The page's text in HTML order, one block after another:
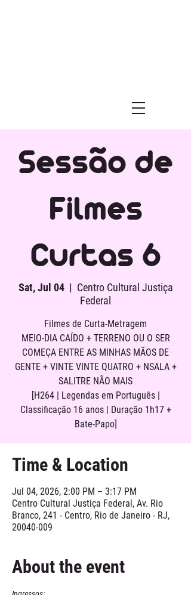
Sessão de
Filmes
Curtas 6
Sat, Jul 04
  |
Centro Cultural Justiça
Federal
Filmes de Curta-Metragem
MEIO-DIA CAÍDO + TERRENO OU O SER
COMEÇA ENTRE AS MINHAS MÃOS DE
GENTE + VINTE VINTE QUATRO + NSALA +
SALITRE NÃO MAIS
[H264 | Legendas em Português |
Classificação 16 anos | Duração 1h17 +
Bate-Papo]
Time & Location
Jul 04, 2026, 2:00 PM – 3:17 PM
Centro Cultural Justiça Federal, Av. Rio
Branco, 241 - Centro, Rio de Janeiro - RJ,
20040-009
About the event